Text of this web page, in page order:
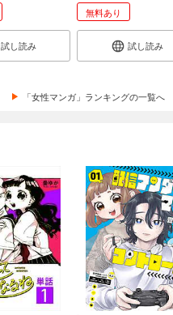
試し読み
無料あり
試し読み
「女性マンガ」ランキングの一覧へ